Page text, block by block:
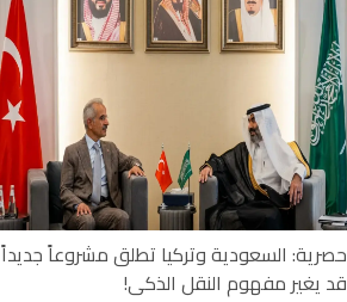
حصرية: السعودية وتركيا تطلق مشروعاً جديداً
قد يغير مفهوم النقل الذكي!